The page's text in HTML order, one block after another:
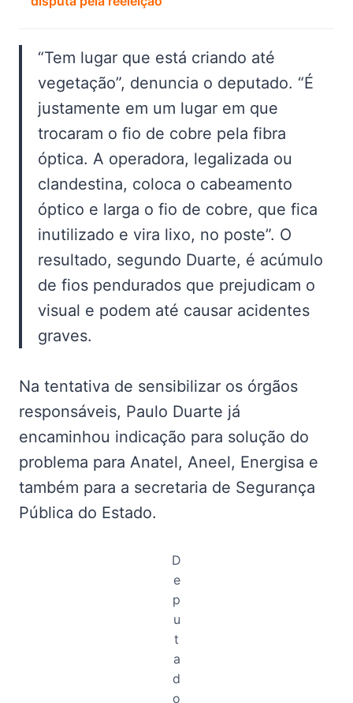
“Tem lugar que está criando até
vegetação”, denuncia o deputado. “É
justamente em um lugar em que
trocaram o fio de cobre pela fibra
óptica. A operadora, legalizada ou
clandestina, coloca o cabeamento
óptico e larga o fio de cobre, que fica
inutilizado e vira lixo, no poste”. O
resultado, segundo Duarte, é acúmulo
de fios pendurados que prejudicam o
visual e podem até causar acidentes
graves.
Na tentativa de sensibilizar os órgãos
responsáveis, Paulo Duarte já
encaminhou indicação para solução do
problema para Anatel, Aneel, Energisa e
também para a secretaria de Segurança
Pública do Estado.
D
e
p
u
t
a
d
o